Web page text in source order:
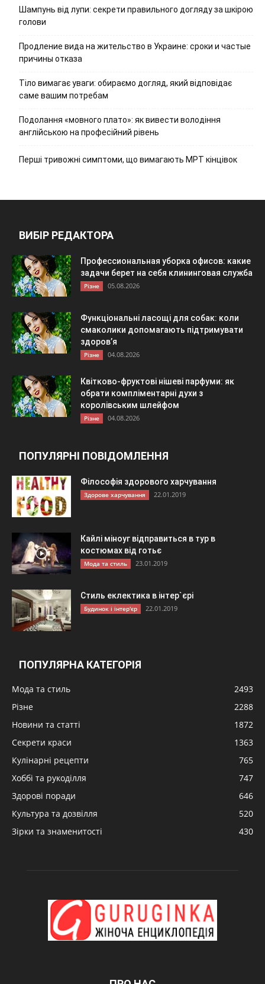
Шампунь від лупи: секрети правильного догляду за шкірою
голови
Продление вида на жительство в Украине: сроки и частые
причины отказа
Тіло вимагає уваги: обираємо догляд, який відповідає
саме вашим потребам
Подолання «мовного плато»: як вивести володіння
англійською на професійний рівень
Перші тривожні симптоми, що вимагають МРТ кінцівок
ВИБІР РЕДАКТОРА
Профессиональная уборка офисов: какие
задачи берет на себя клининговая служба
Різне 05.08.2026
Функціональні ласощі для собак: коли
смаколики допомагають підтримувати
здоров’я
Різне 04.08.2026
Квітково-фруктові нішеві парфуми: як
обрати компліментарні духи з
королівським шлейфом
Різне 04.08.2026
ПОПУЛЯРНІ ПОВІДОМЛЕННЯ
Філософія здорового харчування
Здорове харчування 22.01.2019
Кайлі міноуг відправиться в тур в
костюмах від готьє
Мода та стиль 23.01.2019
Стиль еклектика в інтер`єрі
Будинок і інтер'єр 22.01.2019
ПОПУЛЯРНА КАТЕГОРІЯ
Мода та стиль
2493
Різне
2288
Новини та статті
1872
Секрети краси
1363
Кулінарні рецепти
765
Хоббі та рукоділля
747
Здорові поради
646
Культура та дозвілля
520
Зірки та знаменитості
430